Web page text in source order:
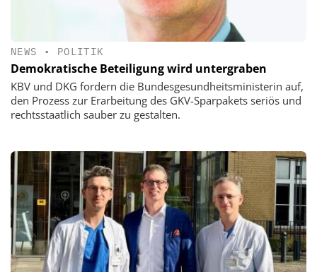
NEWS • POLITIK
Demokratische Beteiligung wird untergraben
KBV und DKG fordern die Bundesgesundheitsministerin auf,
den Prozess zur Erarbeitung des GKV-Sparpakets seriös und
rechtsstaatlich sauber zu gestalten.